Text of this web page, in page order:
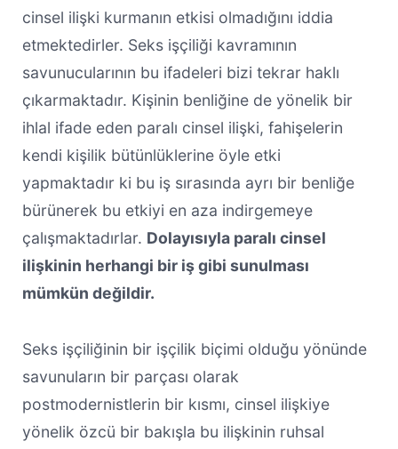
cinsel ilişki kurmanın etkisi olmadığını iddia
etmektedirler. Seks işçiliği kavramının
savunucularının bu ifadeleri bizi tekrar haklı
çıkarmaktadır. Kişinin benliğine de yönelik bir
ihlal ifade eden paralı cinsel ilişki, fahişelerin
kendi kişilik bütünlüklerine öyle etki
yapmaktadır ki bu iş sırasında ayrı bir benliğe
bürünerek bu etkiyi en aza indirgemeye
çalışmaktadırlar. Dolayısıyla paralı cinsel
ilişkinin herhangi bir iş gibi sunulması
mümkün değildir.
Seks işçiliğinin bir işçilik biçimi olduğu yönünde
savunuların bir parçası olarak
postmodernistlerin bir kısmı, cinsel ilişkiye
yönelik özcü bir bakışla bu ilişkinin ruhsal